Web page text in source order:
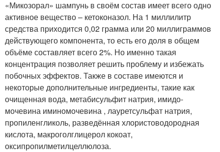
«Микозорал» шампунь в своём состав имеет всего одно
активное вещество – кетоконазол. На 1 миллилитр
средства приходится 0,02 грамма или 20 миллиграммов
действующего компонента, то есть его доля в общем
объёме составляет всего 2%. Но именно такая
концентрация позволяет решить проблему и избежать
побочных эффектов. Также в составе имеются и
некоторые дополнительные ингредиенты, такие как
очищенная вода, метабисульфит натрия, имидо-
мочевина иминомочевина , лауретсульфат натрия,
пропиленгликоль, разведённая хлористоводородная
кислота, макроголглицерол кокоат,
оксипропилметилцеллюлоза.